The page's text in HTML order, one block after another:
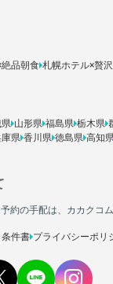
品朝食 札幌ホテル×贅
山形県 福島県 栃木県
県 香川県 徳島県 高知
約の手配は、カカクコ
件書 プライバシーポリ